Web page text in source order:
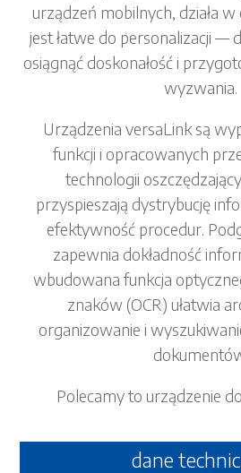
urządzeń mobilnych, działa w
jest łatwe do personalizacji —
osiągnąć doskonałość i
wyzwania.
Urządzenia versaLink są
funkcji i opracowanych
technologii
przyspieszają dystrybucję
efektywność procedur.
zapewnia dokładność
wbudowana funkcja
znaków (OCR) ułatwia
organizowanie i
Polecamy to urządzenie
dane